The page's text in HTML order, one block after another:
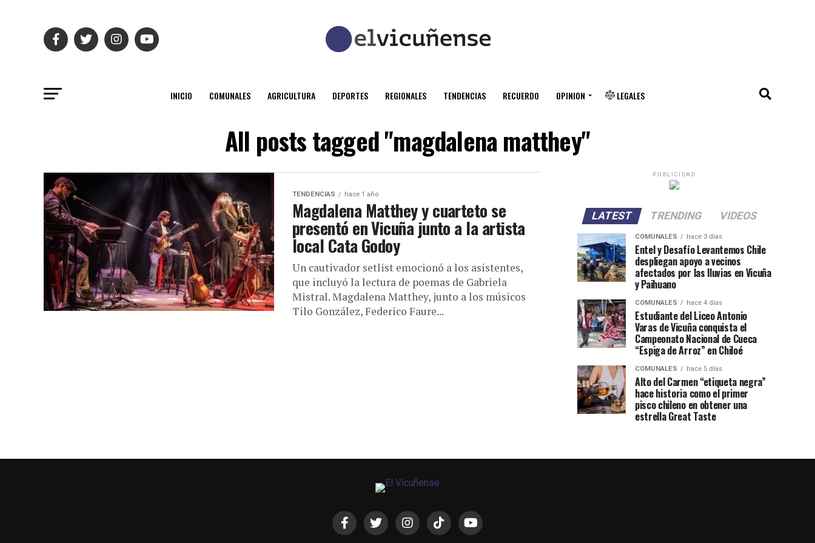
INICIO COMUNALES AGRICULTURA DEPORTES REGIONALES TENDENCIAS RECUERDO OPINION LEGALES
All posts tagged "magdalena matthey"
TENDENCIAS hace 1 año
Magdalena Matthey y cuarteto se
presentó en Vicuña junto a la artista
local Cata Godoy
Un cautivador setlist emocionó a los asistentes,
que incluyó la lectura de poemas de Gabriela
Mistral. Magdalena Matthey, junto a los músicos
Tilo González, Federico Faure...
PUBLICIDAD
LATEST TRENDING VIDEOS
COMUNALES hace 3 días
Entel y Desafío Levantemos Chile
despliegan apoyo a vecinos
afectados por las lluvias en Vicuña
y Paihuano
COMUNALES hace 4 días
Estudiante del Liceo Antonio
Varas de Vicuña conquista el
Campeonato Nacional de Cueca
“Espiga de Arroz” en Chiloé
COMUNALES hace 5 días
Alto del Carmen “etiqueta negra”
hace historia como el primer
pisco chileno en obtener una
estrella Great Taste